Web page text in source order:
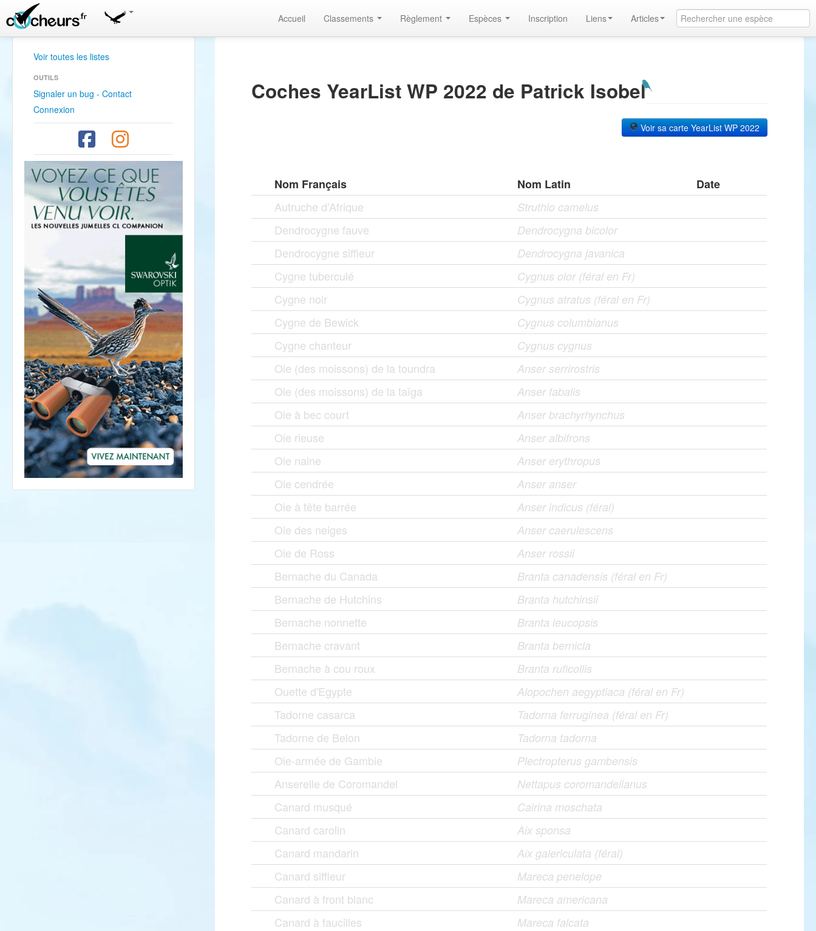
Accueil Classements Règlement Espèces Inscription Liens Articles
Voir toutes les listes
OUTILS
Signaler un bug - Contact
Connexion
Coches YearList WP 2022 de Patrick Isobel
Voir sa carte YearList WP 2022
Nom Français Nom Latin
Date
Autruche d'Afrique
Struthio camelus
Dendrocygne fauve Dendrocygna bicolor
Dendrocygne siffleur Dendrocygna javanica
Cygne tuberculé Cygnus olor (féral en Fr)
Cygne noir Cygnus atratus (féral en Fr)
Cygne de Bewick Cygnus columbianus
Cygne chanteur Cygnus cygnus
Oie (des moissons) de la toundra Anser serrirostris
Oie (des moissons) de la taïga Anser fabalis
Oie à bec court Anser brachyrhynchus
Oie rieuse Anser albifrons
Oie naine Anser erythropus
Oie cendrée Anser anser
Oie à tête barrée Anser indicus (féral)
Oie des neiges Anser caerulescens
Oie de Ross Anser rossii
Bernache du Canada Branta canadensis (féral en Fr)
Bernache de Hutchins Branta hutchinsii
Bernache nonnette Branta leucopsis
Bernache cravant Branta bernicla
Bernache à cou roux Branta ruficollis
Ouette d'Egypte Alopochen aegyptiaca (féral en Fr)
Tadorne casarca Tadorna ferruginea (féral en Fr)
Tadorne de Belon Tadorna tadorna
Oie-armée de Gambie Plectropterus gambensis
Anserelle de Coromandel Nettapus coromandelianus
Canard musqué Cairina moschata
Canard carolin Aix sponsa
Canard mandarin Aix galericulata (féral)
Canard siffleur Mareca penelope
Canard à front blanc Mareca americana
Canard à faucilles Mareca falcata